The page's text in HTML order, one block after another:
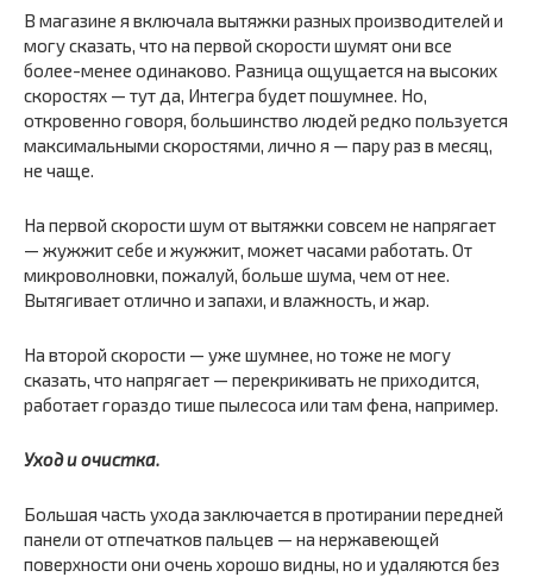
В магазине я включала вытяжки разных производителей и
могу сказать, что на первой скорости шумят они все
более-менее одинаково. Разница ощущается на высоких
скоростях — тут да, Интегра будет пошумнее. Но,
откровенно говоря, большинство людей редко пользуется
максимальными скоростями, лично я — пару раз в месяц,
не чаще.
На первой скорости шум от вытяжки совсем не напрягает
— жужжит себе и жужжит, может часами работать. От
микроволновки, пожалуй, больше шума, чем от нее.
Вытягивает отлично и запахи, и влажность, и жар.
На второй скорости — уже шумнее, но тоже не могу
сказать, что напрягает — перекрикивать не приходится,
работает гораздо тише пылесоса или там фена, например.
Уход и очистка.
Большая часть ухода заключается в протирании передней
панели от отпечатков пальцев — на нержавеющей
поверхности они очень хорошо видны, но и удаляются без